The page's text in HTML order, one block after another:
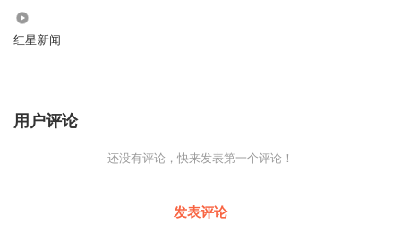
观众支持，投资人才有可能获得商业上的回报。所以，对制
片人负责的基础与前提是，导演首先得对观众负责。
如主创者出来说创作是多么不容易、创作有着怎样的情怀云
红星新闻
用户评论
还没有评论，快来发表第一个评论！
发表评论